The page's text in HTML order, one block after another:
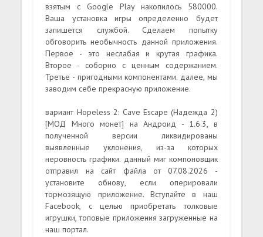
взятым с Google Play накопилось 580000.
Ваша установка игры определенно будет
запишется службой. Сделаем попытку
обговорить необычность данной приложения.
Первое - это неслабая и крутая графика.
Второе - соборно с ценным содержанием.
Третье - пригодными компонентами. далее, мы
заводим себе прекрасную приложение.
вариант Hopeless 2: Cave Escape (Надежда 2)
[МОД Много монет] на Андроид - 1.6.3, в
полученной версии ликвидированы
выявленные уклонения, из-за которых
неровность графики. данный миг компоновщик
отправил на сайт файла от 07.08.2026 -
установите обнову, если оперировали
тормозящую приложение. Вступайте в наш
Facebook, с целью приобретать толковые
игрушки, топовые приложения загруженные на
наш портал.